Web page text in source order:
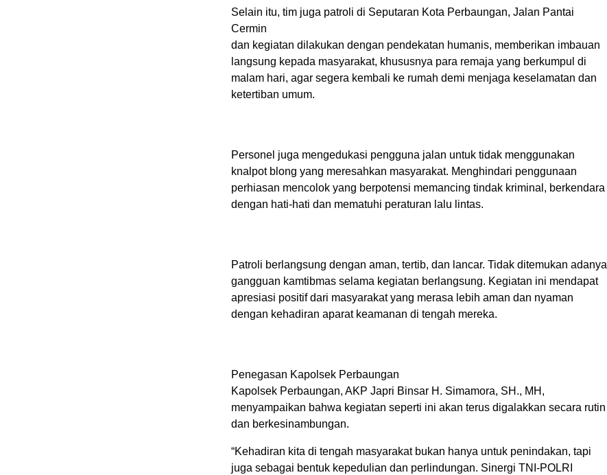
Selain itu, tim juga patroli di Seputaran Kota Perbaungan, Jalan Pantai
Cermin
dan kegiatan dilakukan dengan pendekatan humanis, memberikan imbauan
langsung kepada masyarakat, khususnya para remaja yang berkumpul di
malam hari, agar segera kembali ke rumah demi menjaga keselamatan dan
ketertiban umum.
Personel juga mengedukasi pengguna jalan untuk tidak menggunakan
knalpot blong yang meresahkan masyarakat. Menghindari penggunaan
perhiasan mencolok yang berpotensi memancing tindak kriminal, berkendara
dengan hati-hati dan mematuhi peraturan lalu lintas.
Patroli berlangsung dengan aman, tertib, dan lancar. Tidak ditemukan adanya
gangguan kamtibmas selama kegiatan berlangsung. Kegiatan ini mendapat
apresiasi positif dari masyarakat yang merasa lebih aman dan nyaman
dengan kehadiran aparat keamanan di tengah mereka.
Penegasan Kapolsek Perbaungan
Kapolsek Perbaungan, AKP Japri Binsar H. Simamora, SH., MH,
menyampaikan bahwa kegiatan seperti ini akan terus digalakkan secara rutin
dan berkesinambungan.
“Kehadiran kita di tengah masyarakat bukan hanya untuk penindakan, tapi
juga sebagai bentuk kepedulian dan perlindungan. Sinergi TNI-POLRI